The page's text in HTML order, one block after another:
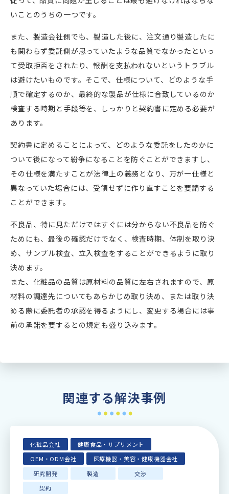
いことのうちの一つです。
また、製造会社側でも、製造した後に、注文通り製造したに
も関わらず委託側が思っていたような品質でなかったといっ
て受取拒否をされたり、報酬を支払われないというトラブル
は避けたいものです。そこで、仕様について、どのような手
順で確定するのか、最終的な製品が仕様に合致しているのか
検査する時期と手段等を、しっかりと契約書に定める必要が
あります。
契約書に定めることによって、どのような委託をしたのかに
ついて後になって紛争になることを防ぐことができますし、
その仕様を満たすことが法律上の義務となり、万が一仕様と
異なっていた場合には、受領せずに作り直すことを要請する
ことができます。
不良品、特に見ただけではすぐには分からない不良品を防ぐ
ためにも、最後の確認だけでなく、検査時期、体制を取り決
め、サンプル検査、立入検査をすることができるように取り
決めます。
また、化粧品の品質は原材料の品質に左右されますので、原
材料の調達先についてもあらかじめ取り決め、または取り決
める際に委託者の承認を得るようにし、変更する場合には事
前の承諾を要するとの規定も盛り込みます。
関連する解決事例
化粧品会社
健康食品・サプリメント
OEM・ODM会社
医療機器・美容・健康機器会社
研究開発
製造
交渉
契約